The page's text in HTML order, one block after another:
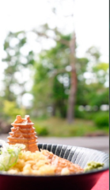
ぎふ旅レポータ
買い物・お土産
岐阜県アウト
ペーン